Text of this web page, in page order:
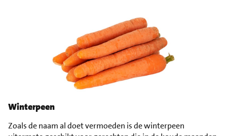
Winterpeen
Zoals de naam al doet vermoeden is de winterpeen